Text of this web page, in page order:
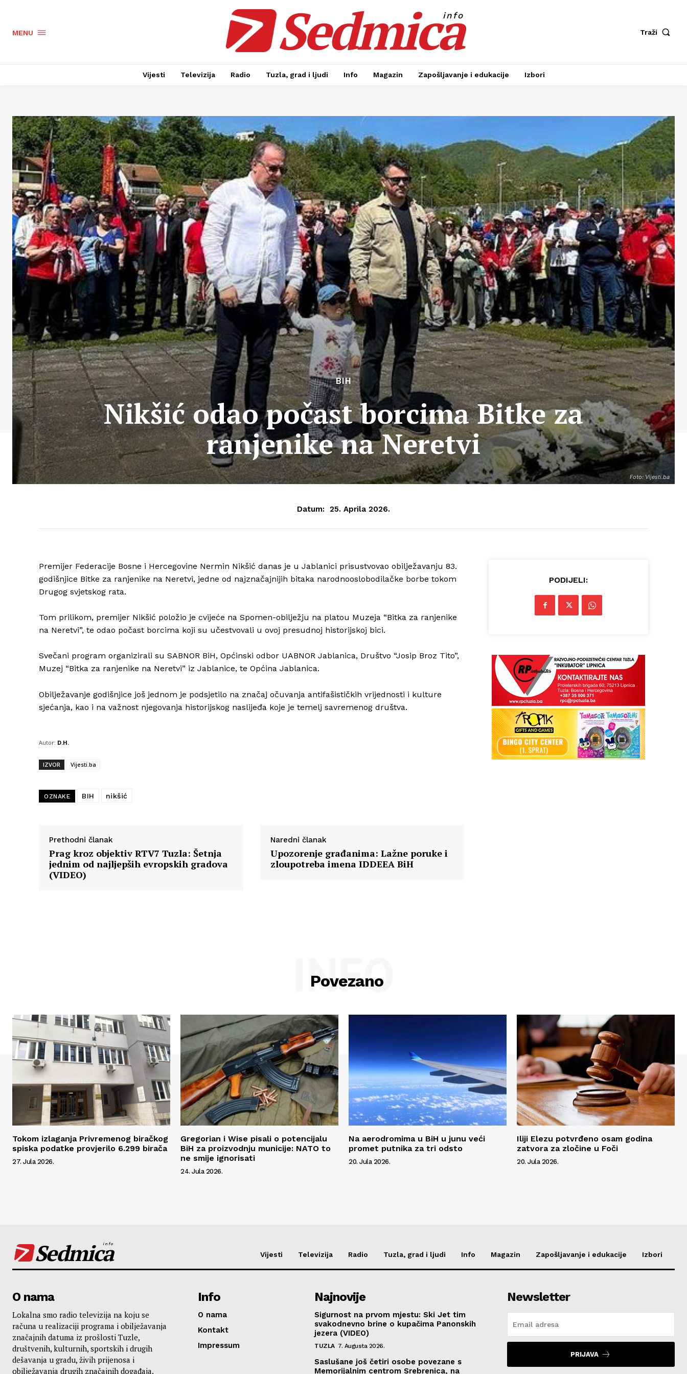
MENU Sedmica
info
Traži
Vijesti Televizija Radio Tuzla, grad i ljudi Info Magazin Zapošljavanje i edukacije Izbori
Foto: Vijesti.ba
BIH
Nikšić odao počast borcima Bitke za
ranjenike na Neretvi
Datum: 25. Aprila 2026.
Premijer Federacije Bosne i Hercegovine Nermin Nikšić danas je u Jablanici prisustvovao obilježavanju 83.
godišnjice Bitke za ranjenike na Neretvi, jedne od najznačajnijih bitaka narodnooslobodilačke borbe tokom
Drugog svjetskog rata.
Tom prilikom, premijer Nikšić položio je cvijeće na Spomen-obilježju na platou Muzeja “Bitka za ranjenike
na Neretvi”, te odao počast borcima koji su učestvovali u ovoj presudnoj historijskoj bici.
Svečani program organizirali su SABNOR BiH, Općinski odbor UABNOR Jablanica, Društvo “Josip Broz Tito”,
Muzej “Bitka za ranjenike na Neretvi” iz Jablanice, te Općina Jablanica.
Obilježavanje godišnjice još jednom je podsjetilo na značaj očuvanja antifašističkih vrijednosti i kulture
sjećanja, kao i na važnost njegovanja historijskog naslijeđa koje je temelj savremenog društva.
Autor: D.H.
IZVOR Vijesti.ba
OZNAKE BIH nikšić
Prethodni članak
Prag kroz objektiv RTV7 Tuzla: Šetnja
jednim od najljepših evropskih gradova
(VIDEO)
Naredni članak
Upozorenje građanima: Lažne poruke i
zloupotreba imena IDDEEA BiH
PODIJELI:
Povezano
INFO
Tokom izlaganja Privremenog biračkog
spiska podatke provjerilo 6.299 birača
27. Jula 2026.
Gregorian i Wise pisali o potencijalu
BiH za proizvodnju municije: NATO to
ne smije ignorisati
24. Jula 2026.
Na aerodromima u BiH u junu veći
promet putnika za tri odsto
20. Jula 2026.
Iliji Elezu potvrđeno osam godina
zatvora za zločine u Foči
20. Jula 2026.
Sedmica
info
Vijesti Televizija Radio Tuzla, grad i ljudi Info Magazin Zapošljavanje i edukacije Izbori
O nama
Lokalna smo radio televizija na koju se
računa u realizaciji programa i obilježavanja
značajnih datuma iz prošlosti Tuzle,
društvenih, kulturnih, sportskih i drugih
dešavanja u gradu, živih prijenosa i
obilježavanja drugih značajnih događaja.
Info
O nama
Kontakt
Impressum
Najnovije
Sigurnost na prvom mjestu: Ski Jet tim
svakodnevno brine o kupačima Panonskih
jezera (VIDEO)
TUZLA 7. Augusta 2026.
Saslušane još četiri osobe povezane s
Memorijalnim centrom Srebrenica, na
Newsletter
PRIJAVA